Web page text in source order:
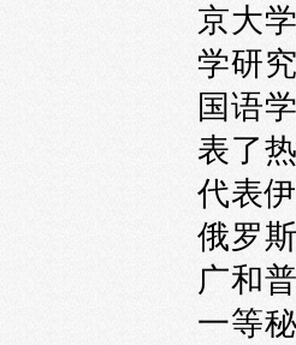
京大
学研
国语
表了
代表
俄罗
广和
一等